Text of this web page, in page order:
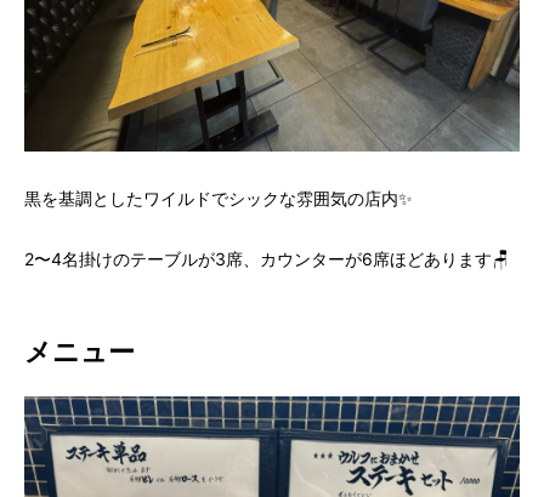
黒を基調としたワイルドでシックな雰囲気の店内✨
2〜4名掛けのテーブルが3席、カウンターが6席ほどあります🪑
メニュー